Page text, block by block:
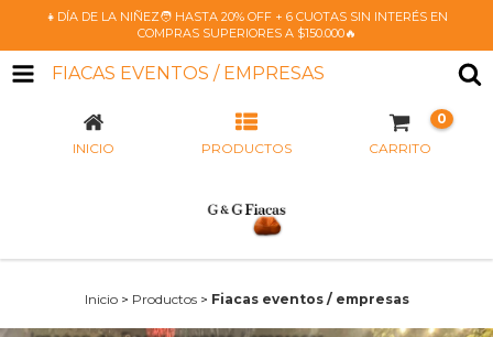
👧DÍA DE LA NIÑEZ🧑 HASTA 20% OFF + 6 CUOTAS SIN INTERÉS EN
COMPRAS SUPERIORES A $150.000🔥
FIACAS EVENTOS / EMPRESAS
INICIO PRODUCTOS CARRITO
0
Inicio > Productos > Fiacas eventos / empresas